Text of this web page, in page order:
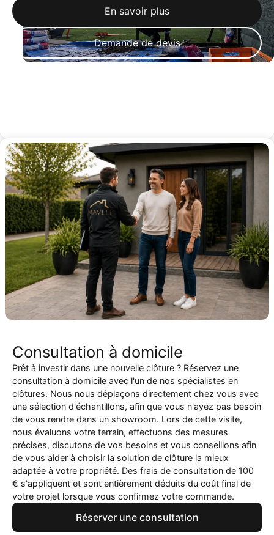
En savoir plus
Demande de devis
Consultation à domicile
Prêt à investir dans une nouvelle clôture ? Réservez une
consultation à domicile avec l'un de nos spécialistes en
clôtures. Nous nous déplaçons directement chez vous avec
une sélection d'échantillons, afin que vous n'ayez pas besoin
de vous rendre dans un showroom. Lors de cette visite,
nous évaluons votre terrain, effectuons des mesures
précises, discutons de vos besoins et vous conseillons afin
de vous aider à choisir la solution de clôture la mieux
adaptée à votre propriété. Des frais de consultation de 100
€ s'appliquent et sont entièrement déduits du coût final de
votre projet lorsque vous confirmez votre commande.
Réserver une consultation